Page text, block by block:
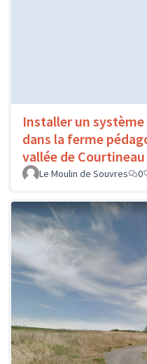
Installer un
dans la ferme
vallée de Courtineau
Le Moulin de Souvres 0